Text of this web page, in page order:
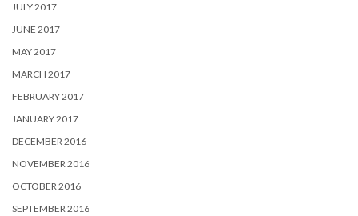
JULY 2017
JUNE 2017
MAY 2017
MARCH 2017
FEBRUARY 2017
JANUARY 2017
DECEMBER 2016
NOVEMBER 2016
OCTOBER 2016
SEPTEMBER 2016